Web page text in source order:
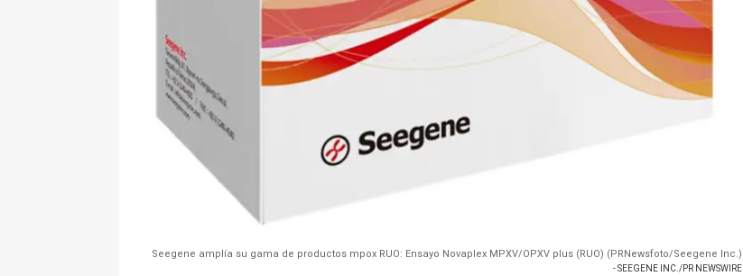
Seegene amplía su gama de productos mpox RUO: Ensayo Novaplex MPXV/OPXV plus (RUO) (PRNewsfoto/Seegene Inc.)
- SEEGENE INC./PR NEWSWIRE